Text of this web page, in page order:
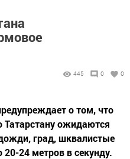
445 0 0
о том, что
ожидаются
град, шквалистые
24 метров в секунду.